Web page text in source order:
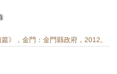
》，金門：金門縣政府，2012。